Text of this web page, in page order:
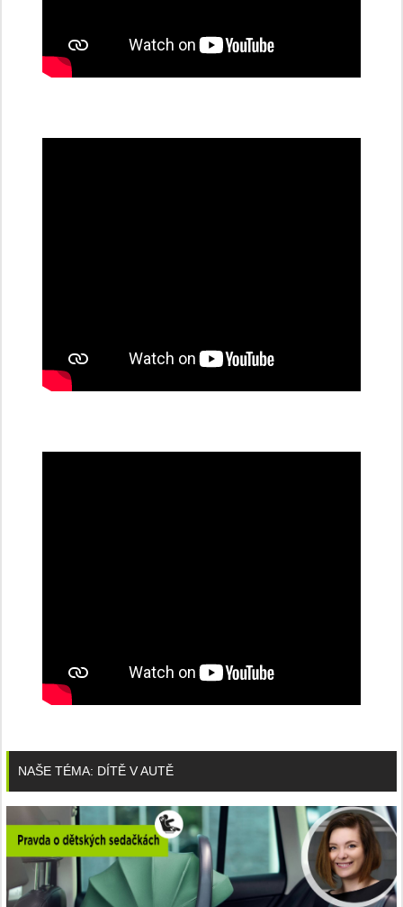
NAŠE TÉMA: DÍTĚ V AUTĚ